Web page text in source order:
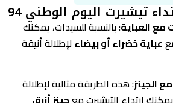
تيشيرت اليوم الوطني 94
العباية: بالنسبة للسيدات، يمكنك
عباية خضراء أو بيضاء لإطلالة أنيقة
الجينز: هذه الطريقة مثالية لإطلالة